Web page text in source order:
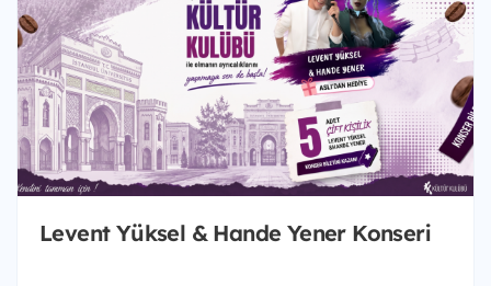
Levent Yüksel & Hande Yener Konseri